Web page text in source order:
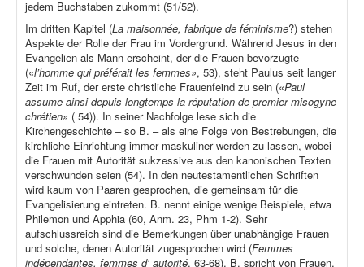
jedem Buchstaben zukommt (51/52).
Im dritten Kapitel (La maisonnée, fabrique de féminisme?) stehen
Aspekte der Rolle der Frau im Vordergrund. Während Jesus in den
Evangelien als Mann erscheint, der die Frauen bevorzugte
(«l’homme qui préférait les femmes», 53), steht Paulus seit langer
Zeit im Ruf, der erste christliche Frauenfeind zu sein («Paul
assume ainsi depuis longtemps la réputation de premier misogyne
chrétien» ( 54)). In seiner Nachfolge lese sich die
Kirchengeschichte – so B. – als eine Folge von Bestrebungen, die
kirchliche Einrichtung immer maskuliner werden zu lassen, wobei
die Frauen mit Autorität sukzessive aus den kanonischen Texten
verschwunden seien (54). In den neutestamentlichen Schriften
wird kaum von Paaren gesprochen, die gemeinsam für die
Evangelisierung eintreten. B. nennt einige wenige Beispiele, etwa
Philemon und Apphia (60, Anm. 23, Phm 1-2). Sehr
aufschlussreich sind die Bemerkungen über unabhängige Frauen
und solche, denen Autorität zugesprochen wird (Femmes
indépendantes, femmes d‘ autorité, 63-68). B. spricht von Frauen,